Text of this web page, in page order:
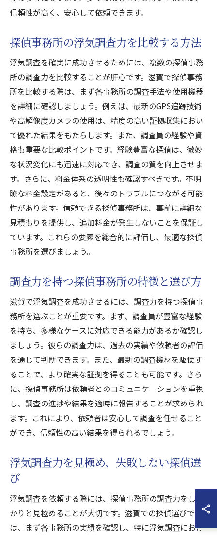
信頼性が高く、安心して依頼できます。
探偵事務所の浮気調査力を比較する方法
浮気調査を確実に成功させるためには、複数の探偵事務
所の調査力を比較することが肝心です。滋賀で探偵事務
所を比較する際は、まず各事務所の調査手法や使用機器
を詳細に確認しましょう。例えば、最新のGPS追跡技術
や高解像度カメラの使用は、精度の高い証拠収集におい
て優れた結果をもたらします。また、調査員の経験や資
格も重要な比較ポイントです。経験豊富な探偵は、微妙
な状況変化にも迅速に対応でき、調査の質を向上させま
す。さらに、料金体系の透明性も確認すべきです。不明
瞭な料金設定があると、後々のトラブルにつながる可能
性があります。信頼できる探偵事務所は、事前に詳細な
見積もりを提供し、追加料金が発生しないことを保証し
ています。これらの要素を総合的に評価し、最適な探偵
事務所を選びましょう。
調査力を持つ探偵事務所の特徴と選び方
滋賀で浮気調査を成功させるには、調査力を持つ探偵事
務所を選ぶことが重要です。まず、調査員が豊富な経験
を持ち、多様なケースに対応できる能力があるか確認し
ましょう。彼らの調査力は、過去の実績や依頼者の評価
を通じて判断できます。また、最新の調査機材を駆使す
ることで、より確実な証拠を得ることも可能です。さら
に、探偵事務所は依頼者とのコミュニケーションを重視
し、調査の進捗や結果を適時に報告することが求められ
ます。これにより、依頼者は安心して調査を任せること
ができ、信頼性の高い結果を得られるでしょう。
浮気調査力を見極め、失敗しない探偵選
び
浮気調査を依頼する際には、探偵事務所の調査力をしっ
かりと見極めることが大切です。滋賀での探偵選びで
は、まず各事務所の実績を確認し、特に浮気調査におけ